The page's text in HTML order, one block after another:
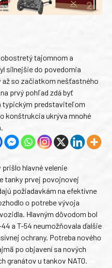
tajomnom a
silnejšie do povedomia
so začiatkom nešťastného
prvý pohľad zdá byť
typickým predstaviteľom
konštrukcia ukrýva mnohé
hlavné velenie
tanky prvej povojnovej
požiadavkám na efektívne
o potrebe vývoja
Hlavným dôvodom bol
a T-54 neumožňovala ďalšie
ochrany. Potreba nového
po objavení sa nových
granátov u tankov NATO.